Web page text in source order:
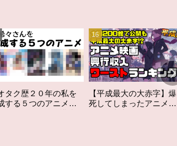
【平成最大の大赤字】爆
死してしまったアニメ映
作家性の搾りかす「
しなきスカーレット